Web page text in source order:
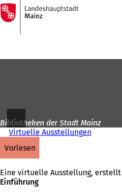
Inhalt anspringen
Zur
Startseite
Bibliotheken der Stadt Mainz
Virtuelle Ausstellungen
vorlesen
Eine virtuelle Ausstellung,
Einführung